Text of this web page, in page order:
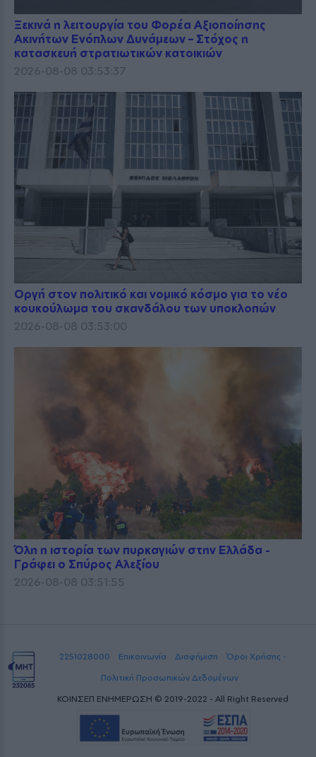
Ξεκινά η λειτουργία του Φορέα Αξιοποίησης
Ακινήτων Ενόπλων Δυνάμεων – Στόχος η
κατασκευή στρατιωτικών κατοικιών
2026-08-08 03:53:37
Οργή στον πολιτικό και νομικό κόσμο για το νέο
κουκούλωμα του σκανδάλου των υποκλοπών
2026-08-08 03:53:00
Όλη η ιστορία των πυρκαγιών στην Ελλάδα -
Γράφει ο Σπύρος Αλεξίου
2026-08-08 03:51:55
2251028000 Επικοινωνία Διαφήμιση
Όροι Χρήσης -
Πολιτική Προσωπικών Δεδομένων
ΚΟΙΝΣΕΠ ΕΝΗΜΕΡΩΣΗ © 2019-2022 - All Right Reserved